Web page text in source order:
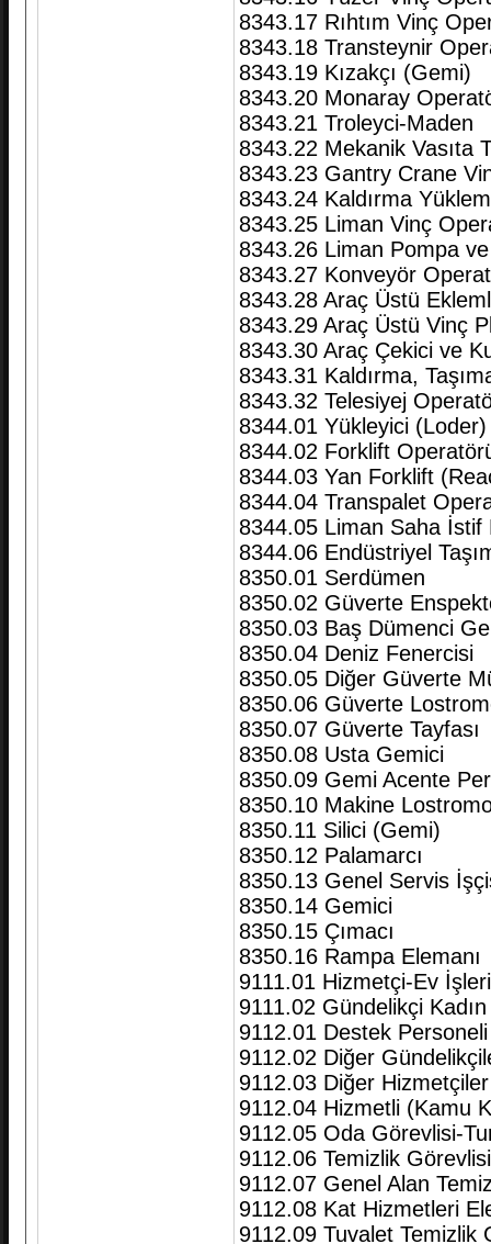
8343.17 Rıhtım Vinç
8343.18 Transteynir
8343.19 Kızakçı (Gemi)
8343.20 Monaray
8343.21 Troleyci-Maden
8343.22 Mekanik Vasıta
8343.23 Gantry Crane
8343.24 Kaldırma
8343.25 Liman Vinç
8343.26 Liman Pompa
8343.27 Konveyör
8343.28 Araç Üstü
8343.29 Araç Üstü Vinç
8343.30 Araç Çekici ve
8343.31 Kaldırma,
8343.32 Telesiyej
8344.01 Yükleyici
8344.02 Forklift
8344.03 Yan Forklift
8344.04 Transpalet
8344.05 Liman Saha
8344.06 Endüstriyel
8350.01 Serdümen
8350.02 Güverte
8350.03 Baş Dümenci
8350.04 Deniz Fenercisi
8350.05 Diğer Güverte
8350.06 Güverte
8350.07 Güverte Tayfası
8350.08 Usta Gemici
8350.09 Gemi Acente
8350.10 Makine
8350.11 Silici (Gemi)
8350.12 Palamarcı
8350.13 Genel Servis
8350.14 Gemici
8350.15 Çımacı
8350.16 Rampa Elemanı
9111.01 Hizmetçi-Ev İşleri
9111.02 Gündelikçi Kadın
9112.01 Destek
9112.02 Diğer
9112.03 Diğer
9112.04 Hizmetli (Kamu
9112.05 Oda Görevlisi-
9112.06 Temizlik Görevlisi
9112.07 Genel Alan
9112.08 Kat Hizmetleri
9112.09 Tuvalet Temizlik